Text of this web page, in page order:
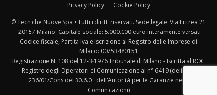
Privacy Policy Cookie Policy
© Tecniche Nuove Spa • Tutti i diritti riservati. Sede legale: Via Eritrea 21
- 20157 Milano. Capitale sociale: 5.000.000 euro interamente versati.
Codice fiscale, Partita Iva e Iscrizione al Registro delle Imprese di
Milano: 00753480151
Registrazione N. 108 del 12-3-1976 Tribunale di Milano - Iscritta al ROC
Registro degli Operatori di Comunicazione al n° 6419 (delibera
236/01/Cons del 30.6.01 dell'Autorità per le Garanzie nelle
Comunicazioni)